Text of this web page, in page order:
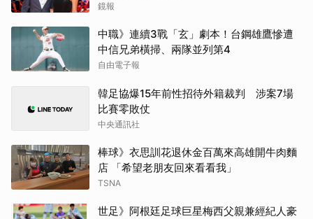
鏡報
中職》連續3戰「玄」劇本！台鋼雄鷹慘遭
中信兄弟橫掃、兩隊並列第4
自由電子報
韓足協爆15年前性招待外籍裁判 涉案7場
比賽零敗仗
中央通訊社
棒球》衣思訓花退休金百萬來高雄開牛肉麵
店 「希望老朋友回來看看我」
TSNA
世足》阿根廷足球巨星梅西父親兼經紀人豪